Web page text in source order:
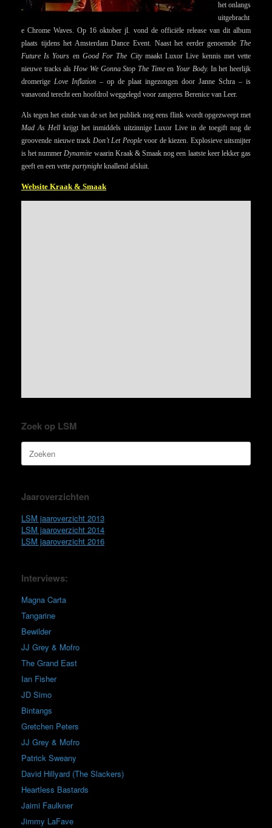
het onlangs
uitgebracht
e Chrome Waves. Op 16 oktober jl. vond de officiële release van dit album
plaats tijdens het Amsterdam Dance Event. Naast het eerder genoemde The
Future Is Yours en Good For The City maakt Luxor Live kennis met vette
nieuwe tracks als How We Gonna Stop The Timeen Your Body. In het heerlijk
dromerige Love Inflation – op de plaat ingezongen door Janne Schra – is
vanavond terecht een hoofdrol weggelegd voor zangeres Berenice van Leer.
Als tegen het einde van de set het publiek nog eens flink wordt opgezweept met
Mad As Hellkrijgt het inmiddels uitzinnige Luxor Live in de toegift nog de
groovende nieuwe track Don’t Let Peoplevoor de kiezen. Explosieve uitsmijter
is het nummer Dynamite waarin Kraak & Smaak nog een laatste keer lekker gas
geeft en een vette partynightknallend afsluit.
Website Kraak & Smaak
Zoek op LSM
naar:
Jaaroverzichten
LSM jaaroverzicht 2013
LSM jaaroverzicht 2014
LSM jaaroverzicht 2016
Interviews:
Magna Carta
Tangarine
Bewilder
JJ Grey & Mofro
The Grand East
Ian Fisher
JD Simo
Bintangs
Gretchen Peters
JJ Grey & Mofro
Patrick Sweany
David Hillyard (The Slackers)
Heartless Bastards
Jaimi Faulkner
Jimmy LaFave